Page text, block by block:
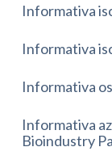
Informativa
Informativa
Informativa
Informativa
Bioindustry